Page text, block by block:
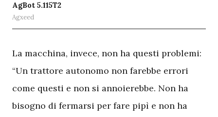
AgBot 5.115T2
Agxeed
La macchina, invece, non ha questi problemi:
“Un trattore autonomo non farebbe errori
come questi e non si annoierebbe. Non ha
bisogno di fermarsi per fare pipì e non ha